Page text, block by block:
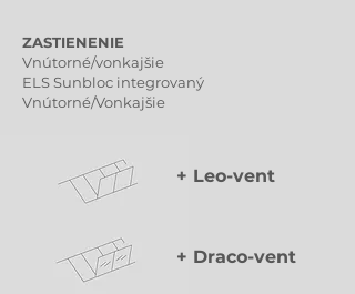
ZASTIENENIE
Vnútorné/vonkajšie
ELS Sunbloc integrovaný
Vnútorné/Vonkajšie
+ Leo-vent
+ Draco-vent